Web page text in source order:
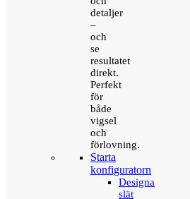
detaljer
–
och
se
resultatet
direkt.
Perfekt
för
både
vigsel
och
förlovning.
Starta
konfiguratorn
Designa
slät